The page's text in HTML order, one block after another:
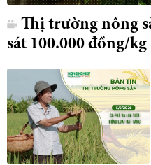
Thị trường nông
sát 100.000 đồng/kg